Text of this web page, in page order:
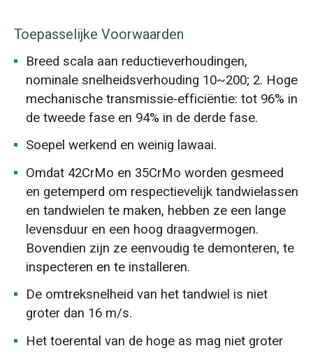
Toepasselijke Voorwaarden
Breed scala aan reductieverhoudingen,
nominale snelheidsverhouding 10~200; 2. Hoge
mechanische transmissie-efficiëntie: tot 96% in
de tweede fase en 94% in de derde fase.
Soepel werkend en weinig lawaai.
Omdat 42CrMo en 35CrMo worden gesmeed
en getemperd om respectievelijk tandwielassen
en tandwielen te maken, hebben ze een lange
levensduur en een hoog draagvermogen.
Bovendien zijn ze eenvoudig te demonteren, te
inspecteren en te installeren.
De omtreksnelheid van het tandwiel is niet
groter dan 16 m/s.
Het toerental van de hoge as mag niet groter